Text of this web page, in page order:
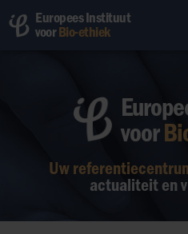
voor
Uw
actualiteit en
Europees Instituut
voorBio-ethiek